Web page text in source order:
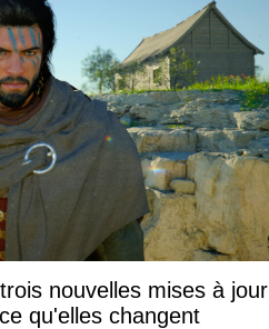
nouvelles mises à jour
qu'elles changent